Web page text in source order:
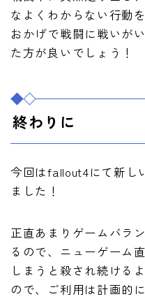
なよくわからない行動
おかげで戦闘に戦いが
た方が良いでしょう！
終わりに
今回はfallout4にて新し
ました！
正直あまりゲームバラ
るので、ニューゲーム
しまうと殺され続ける
ので、ご利用は計画的に